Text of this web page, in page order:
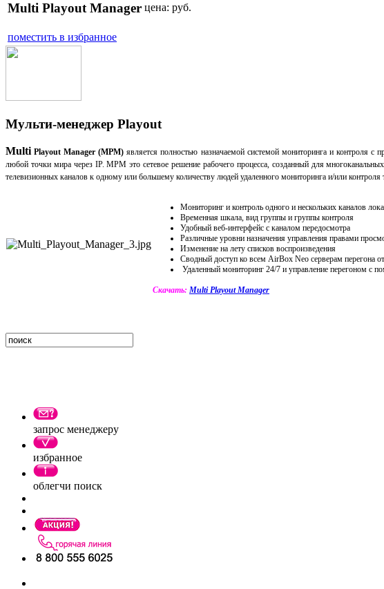
Multi Playout Manager цена: руб.
поместить в избранное
Мульти-менеджер Playout
MultiPlayout Manager (MPM)является полностью назначаемой системой мониторинга и контроля с
любой точки мира через IP. MPM это сетевое решение рабочего процесса, созданный для
телевизионных каналов к одному или большему количеству людей удаленного мониторинга и/или
Мониторинг и контроль одного и нескольких каналов
Временная шкала, вид группы и группы контроля
Удобный веб-интерфейс с каналом передосмотра
Различные уровни назначения управления правами
Изменение на лету списков воспроизведения
Сводный доступ ко всем AirBox Neo серверам перегона
Удаленный мониторинг 24/7 и управление перегоном с
Скачать: Multi Playout Manager
запрос менеджеру
избранное
облегчи поиск